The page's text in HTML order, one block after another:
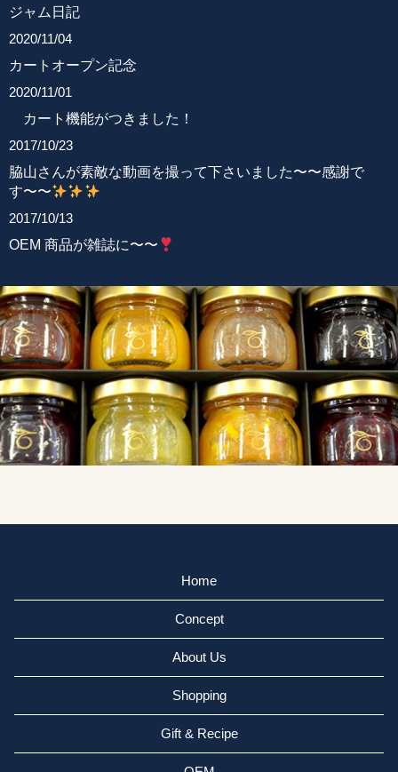
ジャム日記
2020/11/04
カートオープン記念
2020/11/01
カート機能がつきました！
2017/10/23
脇山さんが素敵な動画を撮って下さいました〜〜感謝で
す〜〜
2017/10/13
OEM 商品が雑誌に〜〜
Home
Concept
About Us
Shopping
Gift & Recipe